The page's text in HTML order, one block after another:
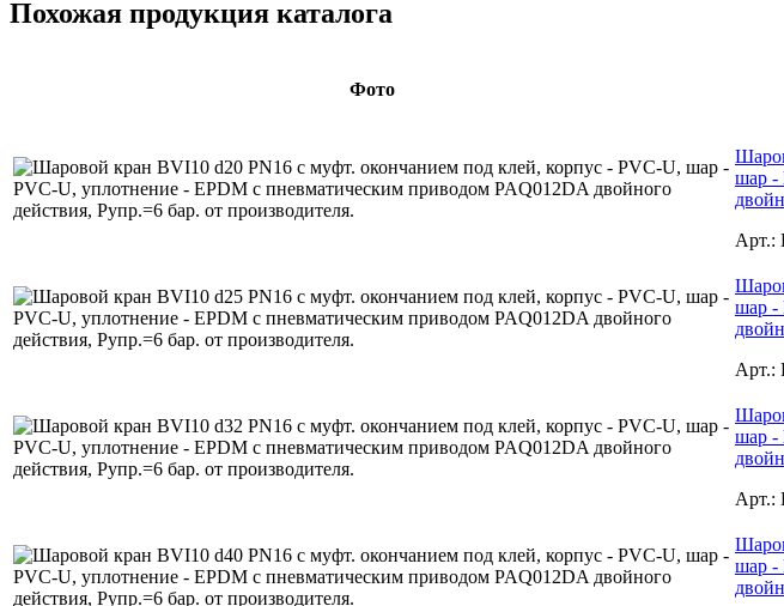
Похожая продукция каталога
Фото
шар -
Арт.:
шар -
Арт.:
шар -
Арт.:
шар -